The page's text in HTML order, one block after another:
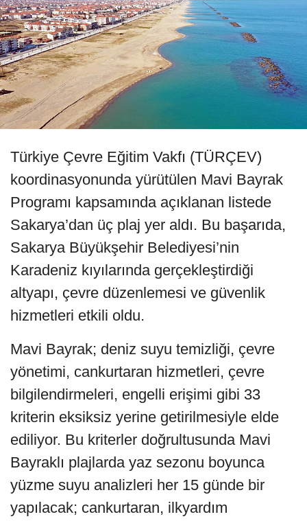
Türkiye Çevre Eğitim Vakfı (TÜRÇEV)
koordinasyonunda yürütülen Mavi Bayrak
Programı kapsamında açıklanan listede
Sakarya’dan üç plaj yer aldı. Bu başarıda,
Sakarya Büyükşehir Belediyesi’nin
Karadeniz kıyılarında gerçekleştirdiği
altyapı, çevre düzenlemesi ve güvenlik
hizmetleri etkili oldu.
Mavi Bayrak; deniz suyu temizliği, çevre
yönetimi, cankurtaran hizmetleri, çevre
bilgilendirmeleri, engelli erişimi gibi 33
kriterin eksiksiz yerine getirilmesiyle elde
ediliyor. Bu kriterler doğrultusunda Mavi
Bayraklı plajlarda yaz sezonu boyunca
yüzme suyu analizleri her 15 günde bir
yapılacak; cankurtaran, ilkyardım